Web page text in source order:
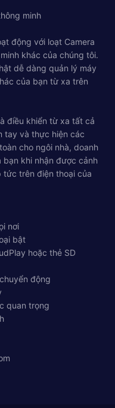
minh
động với loạt Camera
khác của chúng tôi.
dễ dàng quản lý máy
của bạn từ xa trên
điều khiển từ xa tất cả
tay và thực hiện các
cho ngôi nhà, doanh
khi nhận được cảnh
tức trên điện thoại của
nơi
bật
hoặc thẻ SD
động
quan trọng